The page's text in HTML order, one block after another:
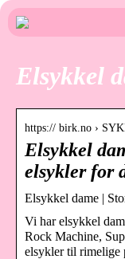
Elsykkel
https:// birk.no ›
Elsykkel
elsykler for
Elsykkel dame |
Vi har elsykkel
Rock Machine,
elsykler til rimelige